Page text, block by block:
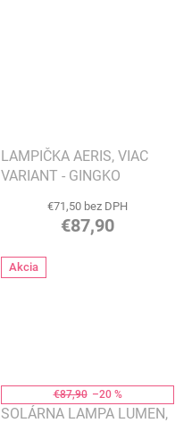
LAMPIČKA AERIS, VIAC
VARIANT - GINGKO
€71,50 bez DPH
€87,90
Akcia
€87,90 –20 %
SOLÁRNA LAMPA LUMEN,